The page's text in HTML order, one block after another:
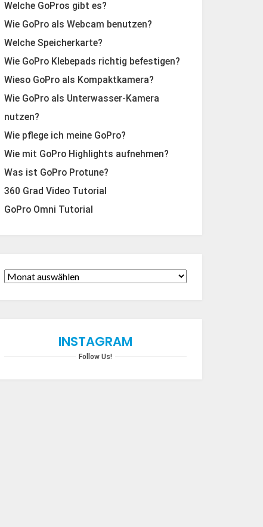
Welche GoPros gibt es?
Wie GoPro als Webcam benutzen?
Welche Speicherkarte?
Wie GoPro Klebepads richtig befestigen?
Wieso GoPro als Kompaktkamera?
Wie GoPro als Unterwasser-Kamera
nutzen?
Wie pflege ich meine GoPro?
Wie mit GoPro Highlights aufnehmen?
Was ist GoPro Protune?
360 Grad Video Tutorial
GoPro Omni Tutorial
INSTAGRAM
Follow Us!